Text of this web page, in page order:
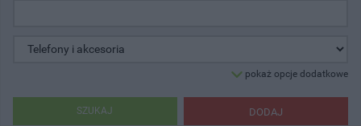
pokaż opcje dodatkowe
DODAJ
SZUKAJ